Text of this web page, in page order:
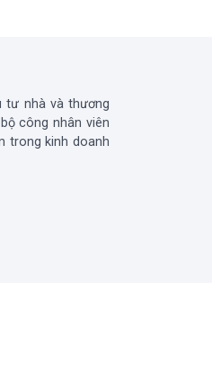
tư nhà và thương
công nhân viên
trong kinh doanh